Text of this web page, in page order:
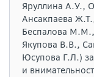
Яруллина А.У.,
Ансакпаева
Беспалова
Якупова В.В.,
Юсупова Г.Л.) за
и